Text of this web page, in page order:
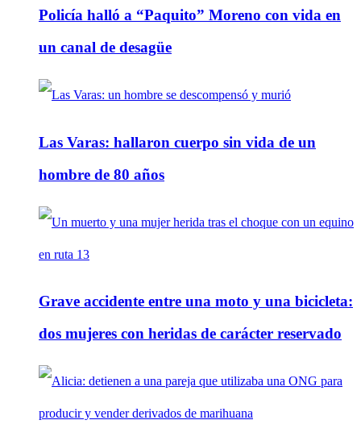
Policía halló a “Paquito” Moreno con vida en
un canal de desagüe
Las Varas: hallaron cuerpo sin vida de un
hombre de 80 años
Grave accidente entre una moto y una bicicleta:
dos mujeres con heridas de carácter reservado